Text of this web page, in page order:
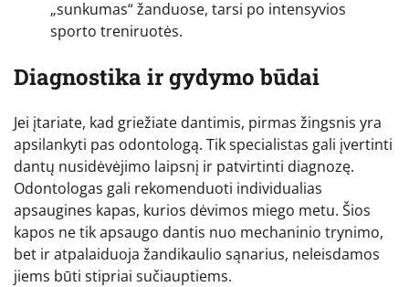
„sunkumas“ žanduose, tarsi po intensyvios
sporto treniruotės.
Diagnostika ir gydymo būdai
Jei įtariate, kad griežiate dantimis, pirmas žingsnis yra
apsilankyti pas odontologą. Tik specialistas gali įvertinti
dantų nusidėvėjimo laipsnį ir patvirtinti diagnozę.
Odontologas gali rekomenduoti individualias
apsaugines kapas, kurios dėvimos miego metu. Šios
kapos ne tik apsaugo dantis nuo mechaninio trynimo,
bet ir atpalaiduoja žandikaulio sąnarius, neleisdamos
jiems būti stipriai sučiauptiems.